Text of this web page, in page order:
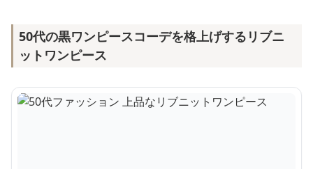
50代の黒ワンピースコーデを格上げするリブニ
ットワンピース